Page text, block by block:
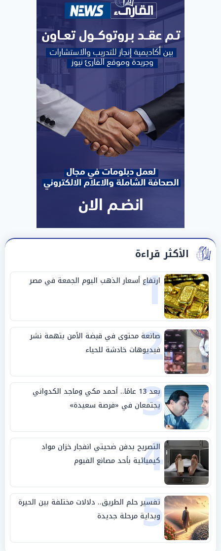
الأكثر قراءة
1
ارتفاع أسعار الذهب اليوم الجمعة في مصر
2
صانعة محتوى في قبضة الأمن بتهمة نشر
فيديوهات خادشة للحياء
3 بعد 13 عامًا.. أحمد مكي وماجد الكدواني
يجتمعان في «فرصة سعيدة»
4
التصريح بدفن ضحيتي انفجار خزان مواد
كيميائية بأحد مصانع الفيوم
5
تفسير حلم الطريق.. دلالات مختلفة بين الحيرة
وبداية مرحلة جديدة